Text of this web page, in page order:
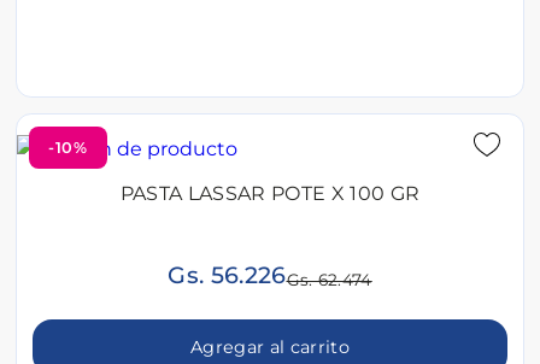
-10%
PASTA LASSAR POTE X 100 GR
Gs. 56.226Gs. 62.474
Agregar al carrito